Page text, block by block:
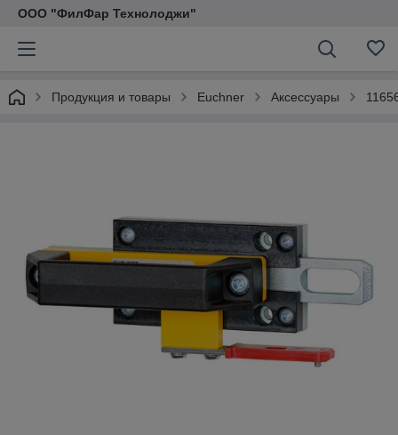
ООО "ФилФар Технолоджи"
Продукция и товары Euchner Аксессуары